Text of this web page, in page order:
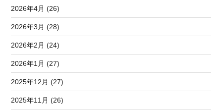
2026年4月 (26)
2026年3月 (28)
2026年2月 (24)
2026年1月 (27)
2025年12月 (27)
2025年11月 (26)